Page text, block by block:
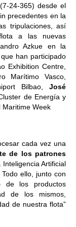
24-365) desde el
precedentes en la
tripulaciones, así
a las nuevas
Azkue en la
han participado
Exhibition Centre,
Marítimo Vasco,
Bilbao,José
de Energía y
Maritime Week
cada vez una
de los patrones
Artificial
ello, junto con
de los productos
de los mismos,
de nuestra flota”